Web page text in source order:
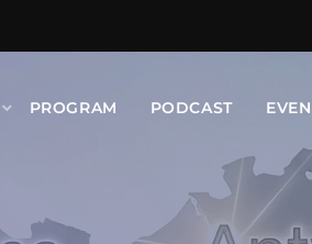
PROGRAM PODCAST